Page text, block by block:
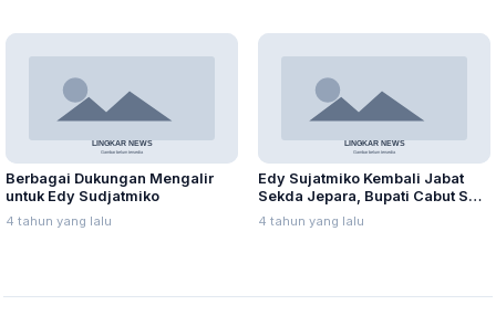
Berbagai Dukungan Mengalir
untuk Edy Sudjatmiko
4 tahun yang lalu
Edy Sujatmiko Kembali Jabat
Sekda Jepara, Bupati Cabut SK
Pembebas Tugasan
4 tahun yang lalu